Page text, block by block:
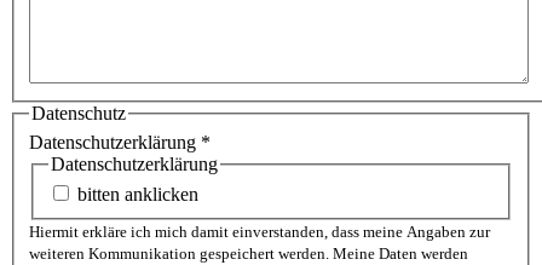
Datenschutz
Datenschutzerklärung *
Datenschutzerklärung
bitten anklicken
Hiermit erkläre ich mich damit einverstanden, dass meine Angaben zur
weiteren Kommunikation gespeichert werden. Meine Daten werden